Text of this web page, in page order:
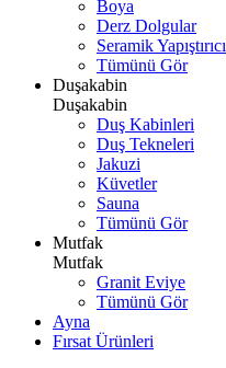
Boya
Derz Dolgular
Seramik Yapıştırıcı
Tümünü Gör
Duşakabin
Duşakabin
Duş Kabinleri
Duş Tekneleri
Jakuzi
Küvetler
Sauna
Tümünü Gör
Mutfak
Mutfak
Granit Eviye
Tümünü Gör
Ayna
Fırsat Ürünleri